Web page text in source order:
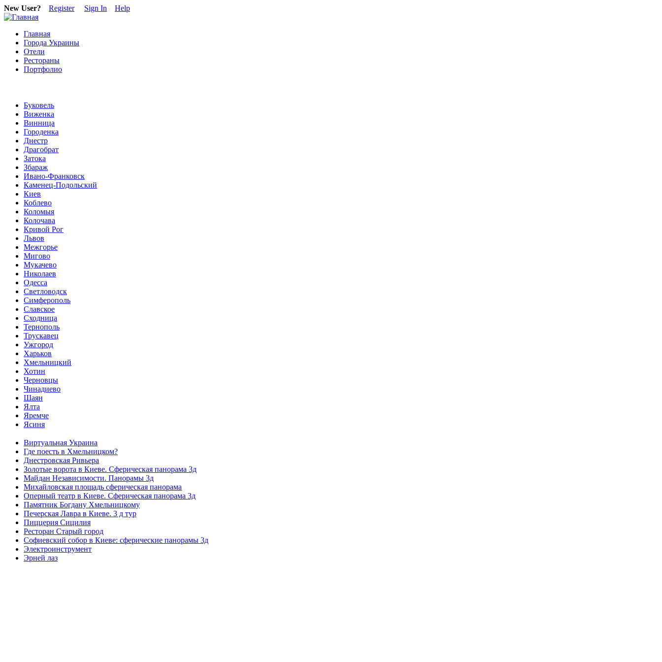
New User? Register Sign In Help
Главная
Города Украины
Отели
Рестораны
Портфолио
Буковель
Виженка
Винница
Городенка
Днестр
Драгобрат
Затока
Збараж
Ивано-Франковск
Каменец-Подольский
Киев
Коблево
Коломыя
Колочава
Кривой Рог
Львов
Межгорье
Мигово
Мукачево
Николаев
Одесса
Светловодск
Симферополь
Славское
Сходница
Тернополь
Трускавец
Ужгород
Харьков
Хмельницкий
Хотин
Черновцы
Чинадиево
Шаян
Ялта
Яремче
Ясиня
Виртуальная Украина
Где поесть в Хмельницком?
Днестровская Ривьера
Золотые ворота в Киеве. Сферическая панорама 3д
Майдан Независимости. Панорамы 3д
Михайловская площадь сферическая панорама
Оперный театр в Киеве. Сферическая панорама 3д
Памятник Богдану Хмельницкому
Печерская Лавра в Киеве. 3 д тур
Пиццерия Сицилия
Ресторан Старый город
Софиевский собор в Киеве: сферические панорамы 3д
Электроинструмент
Эрней лаз